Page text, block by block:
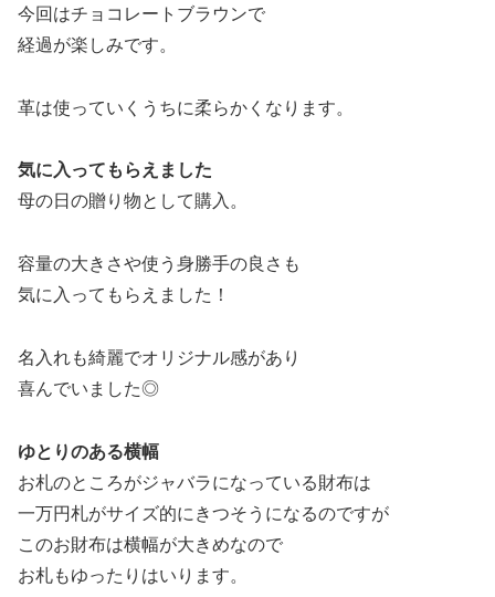
今回はチョコレートブラウンで
経過が楽しみです。
革は使っていくうちに柔らかくなります。
気に入ってもらえました
母の日の贈り物として購入。
容量の大きさや使う身勝手の良さも
気に入ってもらえました！
名入れも綺麗でオリジナル感があり
喜んでいました◎
ゆとりのある横幅
お札のところがジャバラになっている財布は
一万円札がサイズ的にきつそうになるのですが
このお財布は横幅が大きめなので
お札もゆったりはいります。